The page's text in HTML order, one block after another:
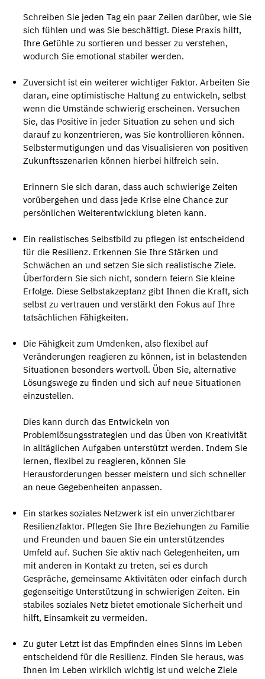
Schreiben Sie jeden Tag ein paar Zeilen darüber, wie Sie
sich fühlen und was Sie beschäftigt. Diese Praxis hilft,
Ihre Gefühle zu sortieren und besser zu verstehen,
wodurch Sie emotional stabiler werden.
Zuversicht ist ein weiterer wichtiger Faktor. Arbeiten Sie
daran, eine optimistische Haltung zu entwickeln, selbst
wenn die Umstände schwierig erscheinen. Versuchen
Sie, das Positive in jeder Situation zu sehen und sich
darauf zu konzentrieren, was Sie kontrollieren können.
Selbstermutigungen und das Visualisieren von positiven
Zukunftsszenarien können hierbei hilfreich sein.
Erinnern Sie sich daran, dass auch schwierige Zeiten
vorübergehen und dass jede Krise eine Chance zur
persönlichen Weiterentwicklung bieten kann.
Ein realistisches Selbstbild zu pflegen ist entscheidend
für die Resilienz. Erkennen Sie Ihre Stärken und
Schwächen an und setzen Sie sich realistische Ziele.
Überfordern Sie sich nicht, sondern feiern Sie kleine
Erfolge. Diese Selbstakzeptanz gibt Ihnen die Kraft, sich
selbst zu vertrauen und verstärkt den Fokus auf Ihre
tatsächlichen Fähigkeiten.
Die Fähigkeit zum Umdenken, also flexibel auf
Veränderungen reagieren zu können, ist in belastenden
Situationen besonders wertvoll. Üben Sie, alternative
Lösungswege zu finden und sich auf neue Situationen
einzustellen.
Dies kann durch das Entwickeln von
Problemlösungsstrategien und das Üben von Kreativität
in alltäglichen Aufgaben unterstützt werden. Indem Sie
lernen, flexibel zu reagieren, können Sie
Herausforderungen besser meistern und sich schneller
an neue Gegebenheiten anpassen.
Ein starkes soziales Netzwerk ist ein unverzichtbarer
Resilienzfaktor. Pflegen Sie Ihre Beziehungen zu Familie
und Freunden und bauen Sie ein unterstützendes
Umfeld auf. Suchen Sie aktiv nach Gelegenheiten, um
mit anderen in Kontakt zu treten, sei es durch
Gespräche, gemeinsame Aktivitäten oder einfach durch
gegenseitige Unterstützung in schwierigen Zeiten. Ein
stabiles soziales Netz bietet emotionale Sicherheit und
hilft, Einsamkeit zu vermeiden.
Zu guter Letzt ist das Empfinden eines Sinns im Leben
entscheidend für die Resilienz. Finden Sie heraus, was
Ihnen im Leben wirklich wichtig ist und welche Ziele